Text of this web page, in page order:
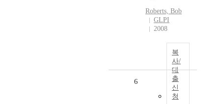
Roberts, Bob
GLPI
2008
복
사/
대
출
신
청
6